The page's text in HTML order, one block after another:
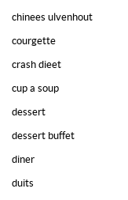
chinees ulvenhout
courgette
crash dieet
cup a soup
dessert
dessert buffet
diner
duits